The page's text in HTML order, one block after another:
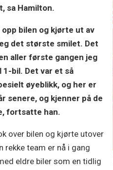
sa Hamilton.
bilen og kjørte ut av
det største smilet. Det
aller første gangen jeg
bil. Det var et så
øyeblikk, og her er
senere, og kjenner på de
fortsatte han.
over bilen og kjørte utover
rekke team er nå i gang
eldre biler som en tidlig